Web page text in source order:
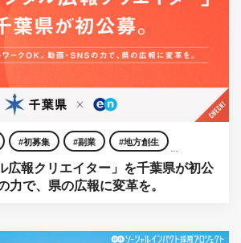
初募集 副業 地方創生
広報クリエイター」を千葉県が初公
力で、県の広報に変革を。